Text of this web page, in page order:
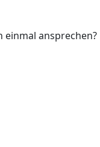
einmal ansprechen?